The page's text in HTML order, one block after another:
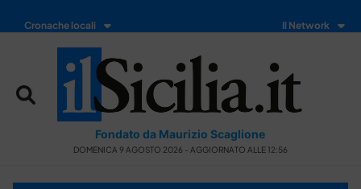
Cronache locali Il Network
Fondato da Maurizio Scaglione
DOMENICA 9 AGOSTO 2026 - AGGIORNATO ALLE 12:56